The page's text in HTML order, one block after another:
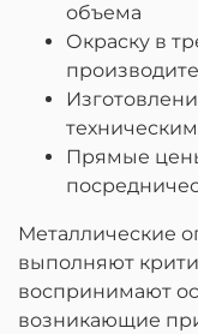
объема
Окраску в
Прямые
Металлические
выполняют
воспринимают
возникающие